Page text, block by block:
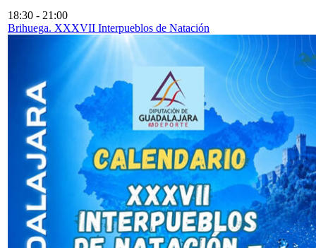
18:30 - 21:00
Brihuega. XXXVII Interpueblos de Natación